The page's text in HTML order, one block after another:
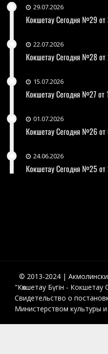
29.07.2026
Кокшетау Сегодня №29
22.07.2026
Кокшетау Сегодня №28
15.07.2026
Кокшетау Сегодня №27 от
01.07.2026
Кокшетау Сегодня №26
24.06.2026
Кокшетау Сегодня №25
© 2013-2024 |
"Көкшетау Бүгін -
Свидетельство о
Министерством культуры